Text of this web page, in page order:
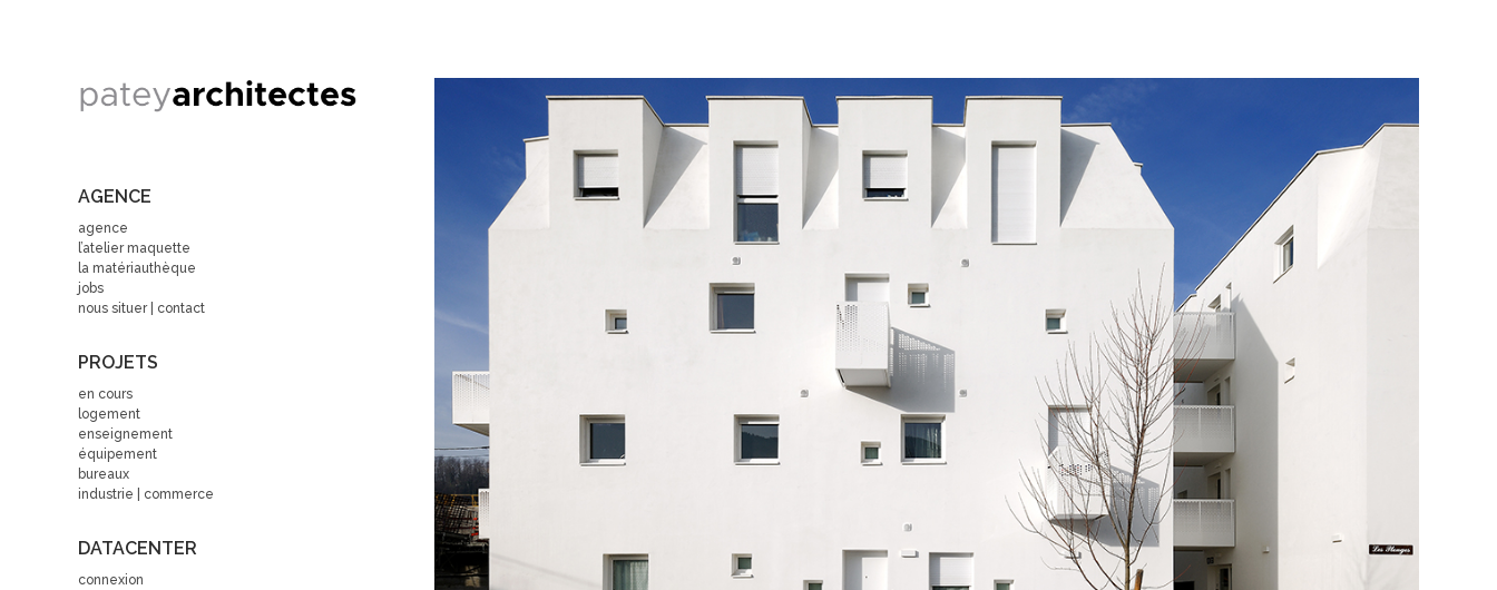
AGENCE
agence
l’atelier maquette
la matériauthèque
jobs
nous situer | contact
PROJETS
en cours
logement
enseignement
équipement
bureaux
industrie | commerce
DATACENTER
connexion